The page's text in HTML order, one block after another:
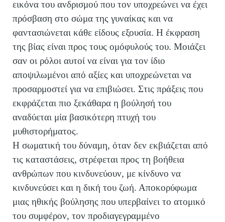
εικόνα του ανδρισμού που τον υποχρεώνει να έχει
πρόσβαση στο σώμα της γυναίκας και να
φαντασιώνεται κάθε είδους εξουσία. Η έκφραση
της βίας είναι προς τους ομόφυλούς του. Μοιάζει
σαν οι ρόλοι αυτοί να είναι για τον ίδιο
αποψιλωμένοι από αξίες και υποχρεώνεται να
προσαρμοστεί για να επιβιώσει. Στις πράξεις που
εκφράζεται πιο ξεκάθαρα η βούλησή του
αναδύεται μία βασικότερη πτυχή του
μυθιστορήματος.
Η σωματική του δύναμη, όταν δεν εκβιάζεται από
τις καταστάσεις, στρέφεται προς τη βοήθεια
ανθρώπων που κινδυνεύουν, με κίνδυνο να
κινδυνεύσει και η δική του ζωή. Αποκορύφωμα
μιας ηθικής βούλησης που υπερβαίνει το ατομικό
του συμφέρον, τον προδιαγεγραμμένο